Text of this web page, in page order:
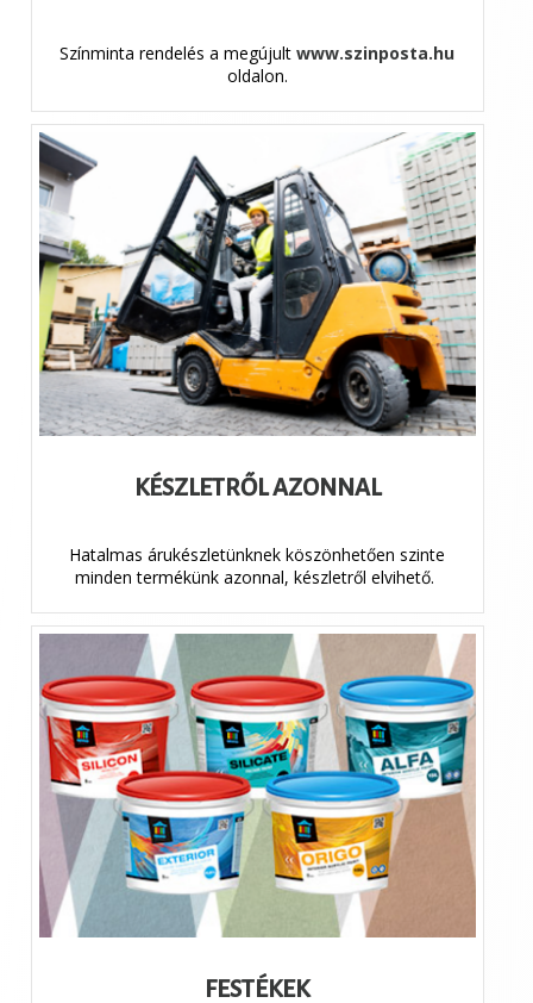
Színminta rendelés a megújult www.szinposta.hu
oldalon.
KÉSZLETRŐL AZONNAL
Hatalmas árukészletünknek köszönhetően szinte
minden termékünk azonnal, készletről elvihető.
FESTÉKEK